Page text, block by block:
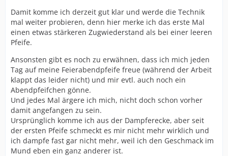
Damit komme ich derzeit gut klar und werde die Technik
mal weiter probieren, denn hier merke ich das erste Mal
einen etwas stärkeren Zugwiederstand als bei einer leeren
Pfeife.
Ansonsten gibt es noch zu erwähnen, dass ich mich jeden
Tag auf meine Feierabendpfeife freue (während der Arbeit
klappt das leider nicht) und mir evtl. auch noch ein
Abendpfeifchen gönne.
Und jedes Mal ärgere ich mich, nicht doch schon vorher
damit angefangen zu sein.
Ursprünglich komme ich aus der Dampferecke, aber seit
der ersten Pfeife schmeckt es mir nicht mehr wirklich und
ich dampfe fast gar nicht mehr, weil ich den Geschmack im
Mund eben ein ganz anderer ist.